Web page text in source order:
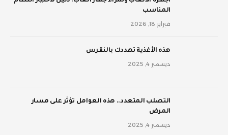
المناسب
فبراير 18, 2026
‫هذه الأغذية تهددك بالنقرس
ديسمبر 4, 2025
‫التصلب المتعدد.. هذه العوامل تؤثر على مسار
المرض
ديسمبر 4, 2025